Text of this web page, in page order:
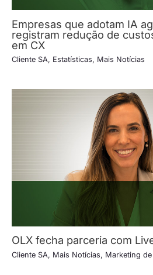
Empresas que adotam IA
registram redução de
em CX
Cliente SA, Estatísticas, Mais Notícias
OLX fecha parceria com
Cliente SA, Mais Notícias, Marketing